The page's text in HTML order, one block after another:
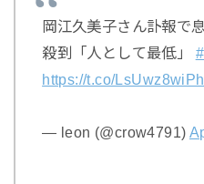
岡江久美子さん訃報で
殺到「人として最低」
https://t.co/LsUwz8wiPh
— leon (@crow4791)